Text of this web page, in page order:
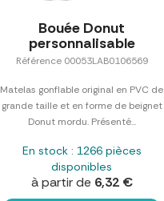
Bouée Donut
personnalisable
Référence 00053LAB0106569
Matelas gonflable original en PVC de
grande taille et en forme de beignet
Donut mordu. Présenté...
En stock : 1266 pièces
disponibles
à partir de 6,32 €